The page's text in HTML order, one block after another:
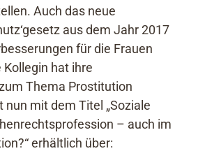
Auch das neue
aus dem Jahr 2017
für die Frauen
hat ihre
Thema Prostitution
nun mit dem Titel „Soziale
– auch im
erhältlich über: